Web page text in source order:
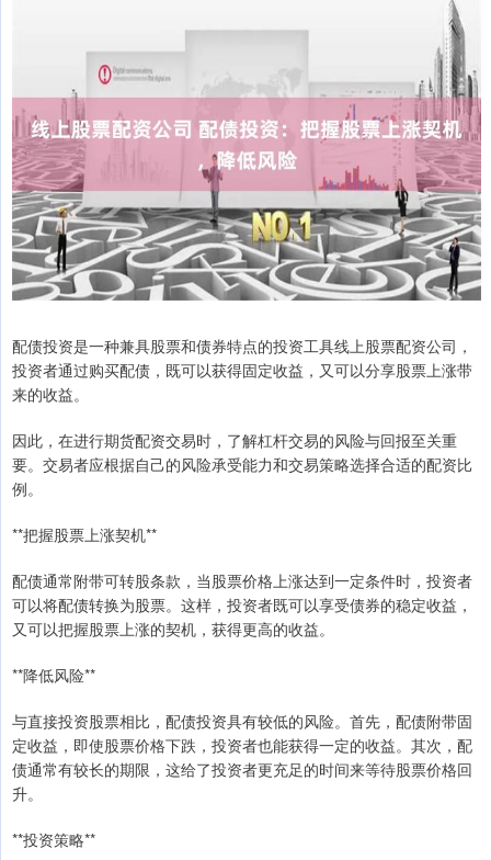
配债投资是一种兼具股票和债券特点的投资工具线上股票配资公司，
投资者通过购买配债，既可以获得固定收益，又可以分享股票上涨带
来的收益。
因此，在进行期货配资交易时，了解杠杆交易的风险与回报至关重
要。交易者应根据自己的风险承受能力和交易策略选择合适的配资比
例。
**把握股票上涨契机**
配债通常附带可转股条款，当股票价格上涨达到一定条件时，投资者
可以将配债转换为股票。这样，投资者既可以享受债券的稳定收益，
又可以把握股票上涨的契机，获得更高的收益。
**降低风险**
与直接投资股票相比，配债投资具有较低的风险。首先，配债附带固
定收益，即使股票价格下跌，投资者也能获得一定的收益。其次，配
债通常有较长的期限，这给了投资者更充足的时间来等待股票价格回
升。
**投资策略**